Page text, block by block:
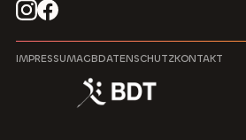
IMPRESSUMAGBDATENSCHUTZKONTAKT